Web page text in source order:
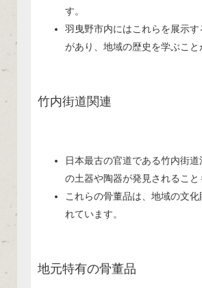
す。
羽曳野市内にはこれらを展示
があり、地域の歴史を学ぶこと
竹内街道関連
日本最古の官道である竹内街
の土器や陶器が発見されること
これらの骨董品は、地域の文化
れています。
地元特有の骨董品